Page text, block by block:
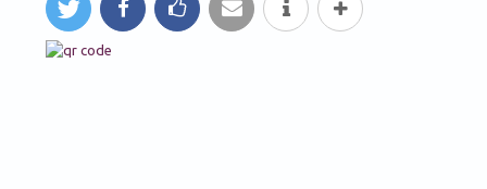
tweet teilen